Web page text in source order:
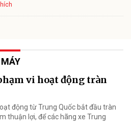
vi hoạt động tràn
động từ Trung Quốc bắt đầu tràn
thuận lợi, để các hãng xe Trung